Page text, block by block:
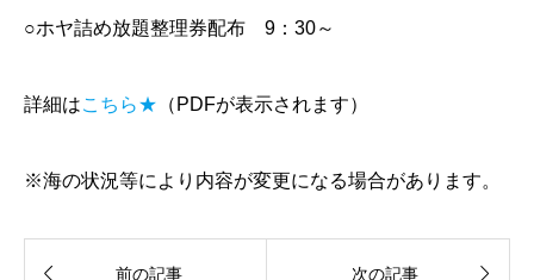
○ホヤ詰め放題整理券配布 9：30～
詳細はこちら★ （PDFが表示されます）
※海の状況等により内容が変更になる場合があります。
前の記事 次の記事